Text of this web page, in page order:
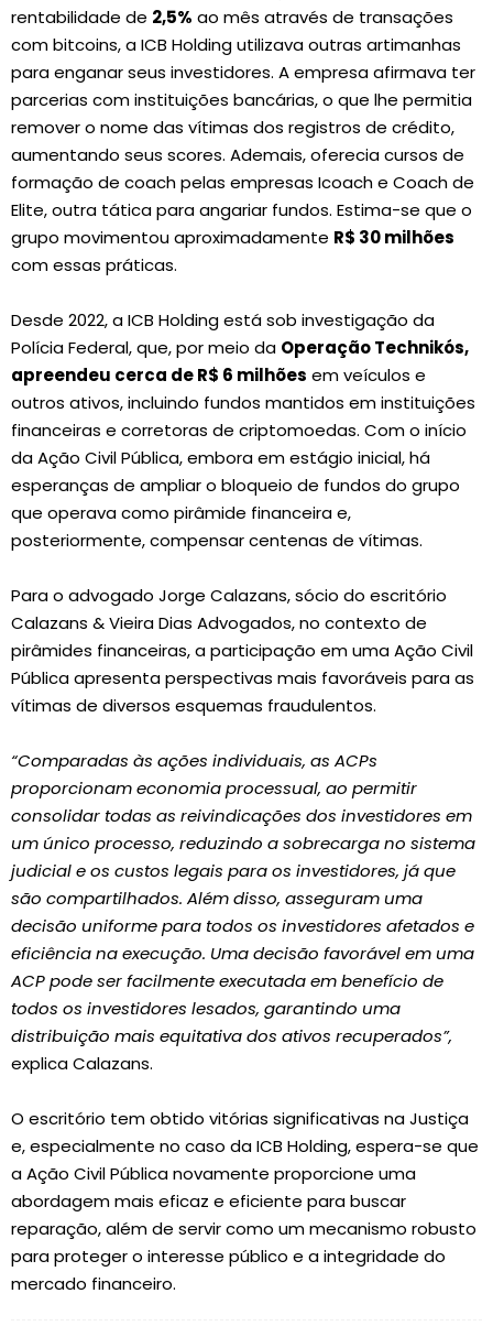
rentabilidade de 2,5% ao mês através de transações
com bitcoins, a ICB Holding utilizava outras artimanhas
para enganar seus investidores. A empresa afirmava ter
parcerias com instituições bancárias, o que lhe permitia
remover o nome das vítimas dos registros de crédito,
aumentando seus scores. Ademais, oferecia cursos de
formação de coach pelas empresas Icoach e Coach de
Elite, outra tática para angariar fundos. Estima-se que o
grupo movimentou aproximadamente R$ 30 milhões
com essas práticas.
Desde 2022, a ICB Holding está sob investigação da
Polícia Federal, que, por meio da Operação Technikós,
apreendeu cerca de R$ 6 milhões em veículos e
outros ativos, incluindo fundos mantidos em instituições
financeiras e corretoras de criptomoedas. Com o início
da Ação Civil Pública, embora em estágio inicial, há
esperanças de ampliar o bloqueio de fundos do grupo
que operava como pirâmide financeira e,
posteriormente, compensar centenas de vítimas.
Para o advogado Jorge Calazans, sócio do escritório
Calazans & Vieira Dias Advogados, no contexto de
pirâmides financeiras, a participação em uma Ação Civil
Pública apresenta perspectivas mais favoráveis para as
vítimas de diversos esquemas fraudulentos.
“Comparadas às ações individuais, as ACPs
proporcionam economia processual, ao permitir
consolidar todas as reivindicações dos investidores em
um único processo, reduzindo a sobrecarga no sistema
judicial e os custos legais para os investidores, já que
são compartilhados. Além disso, asseguram uma
decisão uniforme para todos os investidores afetados e
eficiência na execução. Uma decisão favorável em uma
ACP pode ser facilmente executada em benefício de
todos os investidores lesados, garantindo uma
distribuição mais equitativa dos ativos recuperados”,
explica Calazans.
O escritório tem obtido vitórias significativas na Justiça
e, especialmente no caso da ICB Holding, espera-se que
a Ação Civil Pública novamente proporcione uma
abordagem mais eficaz e eficiente para buscar
reparação, além de servir como um mecanismo robusto
para proteger o interesse público e a integridade do
mercado financeiro.